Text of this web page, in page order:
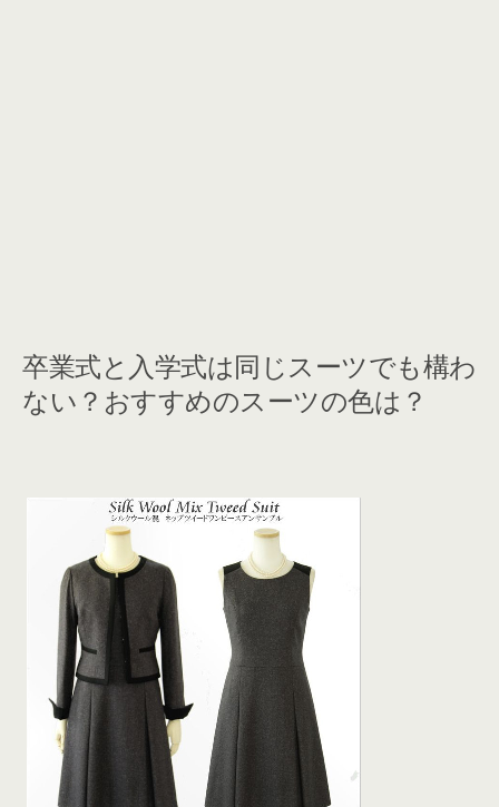
卒業式と入学式は同じスーツでも構わ
ない？おすすめのスーツの色は？